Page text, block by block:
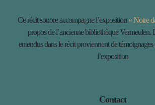
Ce récit sonore accompagne l’exposition « Notre
propos de l’ancienne bibliothèque Vermeulen.
entendus dans le récit proviennent de témoignages
l’exposition
Contact